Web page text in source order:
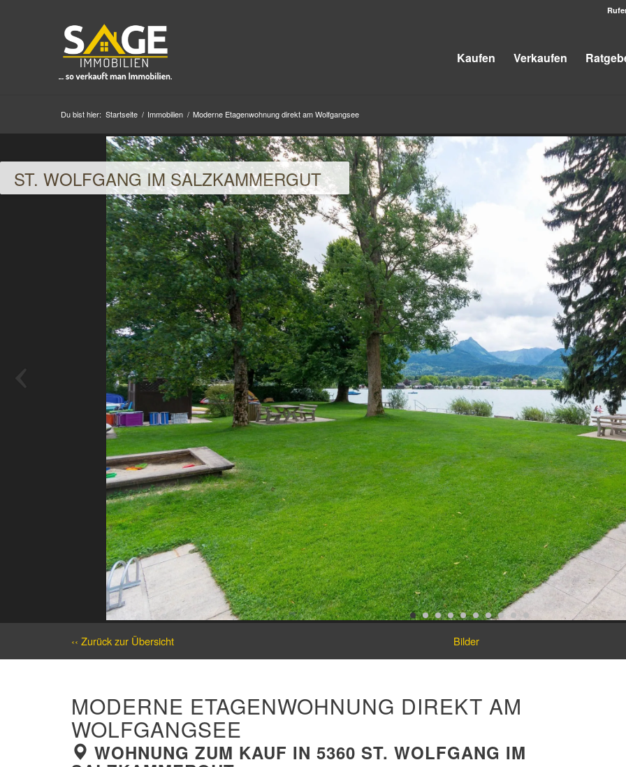
Kaufen Verkaufen
Du bist hier: Startseite / Immobilien / Moderne Etagenwohnung direkt am Wolfgangsee
ST. WOLFGANG IM SALZKAMMERGUT
‹‹ Zurück zur Übersicht Bilder
MODERNE ETAGENWOHNUNG DIREKT AM
WOLFGANGSEE
WOHNUNG ZUM KAUF IN 5360 ST. WOLFGANG IM